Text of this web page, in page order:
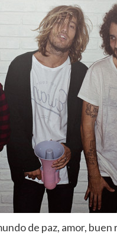
de paz, amor, buen